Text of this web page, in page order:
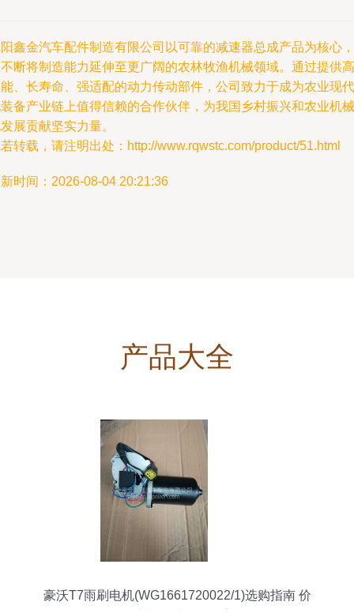
鑫金汽车配件制造有限公司以可靠的减速器总成产品为核心，
断将制造能力延伸至更广阔的农林牧渔机械领域。通过提供高
、长寿命、强适配的动力传动部件，公司致力于成为农业现代
备产业链上值得信赖的合作伙伴，为我国乡村振兴和农业机械
展贡献坚实力量。
转载，请注明出处：http://www.rqwstc.com/product/51.html
时间：2026-08-04 20:21:36
产品大全
豪沃T7雨刷电机(WG1661720022/1)选购指南 价